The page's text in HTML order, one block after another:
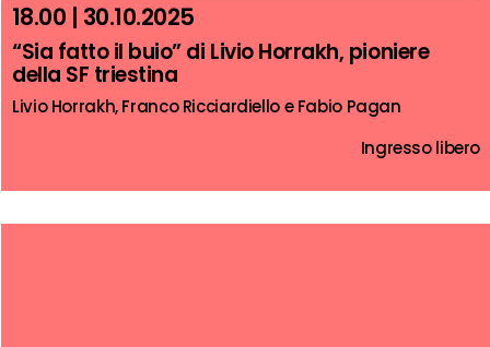
18.00 | 30.10.2025
“Sia fatto il buio” di Livio Horrakh, pioniere
della SF triestina
Livio Horrakh, Franco Ricciardiello e Fabio Pagan
Ingresso libero